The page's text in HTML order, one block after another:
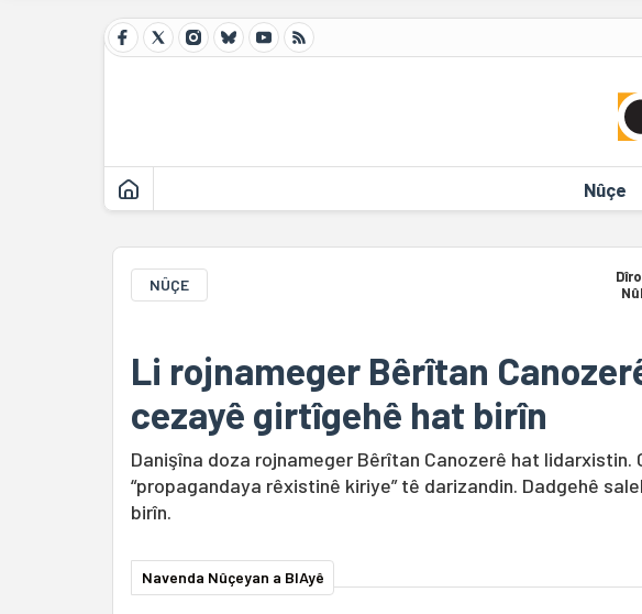
Nûçe
NÛÇE
Li rojnameger Bêrîtan
cezayê girtîgehê hat birîn
Danişîna doza rojnameger Bêrîtan Canozerê hat lidarxistin.
“propagandaya rêxistinê kiriye” tê darizandin. Dadgehê
birîn.
Navenda Nûçeyan a BIAyê